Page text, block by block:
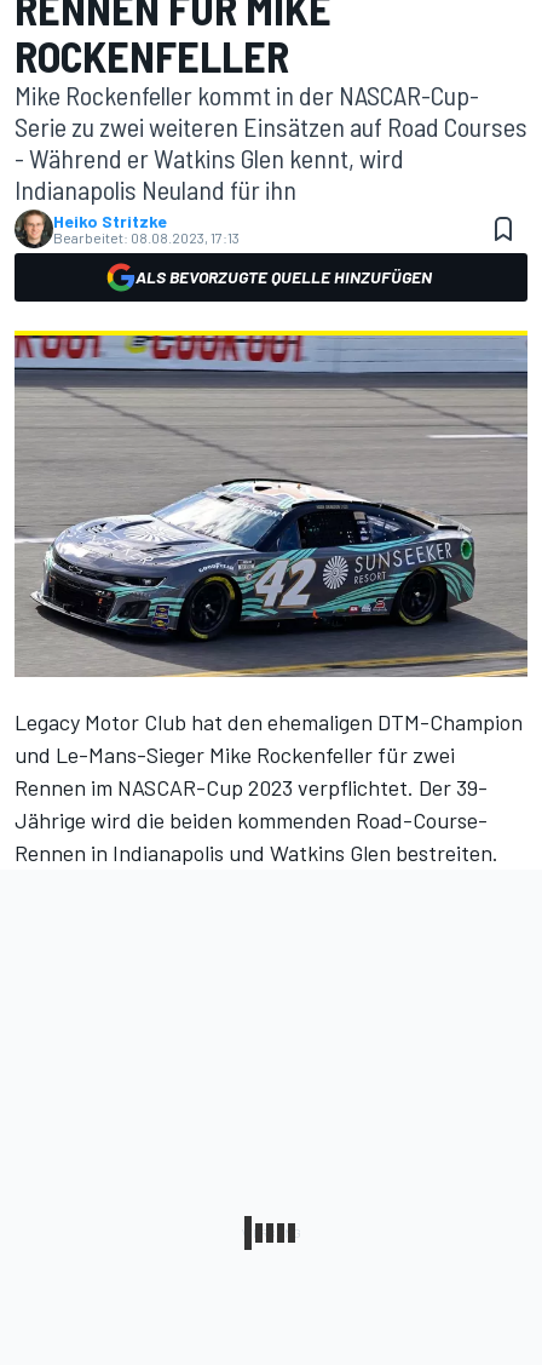
ROCKENFELLER
Mike Rockenfeller kommt in der NASCAR-Cup-
Serie zu zwei weiteren Einsätzen auf Road Courses
- Während er Watkins Glen kennt, wird
Indianapolis Neuland für ihn
Heiko Stritzke
Bearbeitet: 08.08.2023, 17:13
ALS BEVORZUGTE QUELLE HINZUFÜGEN
Legacy Motor Club hat den ehemaligen DTM-Champion
und Le-Mans-Sieger Mike Rockenfeller für zwei
Rennen im NASCAR-Cup 2023 verpflichtet. Der 39-
Jährige wird die beiden kommenden Road-Course-
Rennen in Indianapolis und Watkins Glen bestreiten.